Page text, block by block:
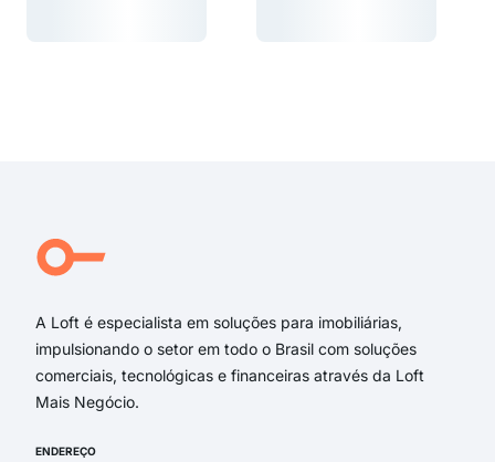
A Loft é especialista em soluções para imobiliárias,
impulsionando o setor em todo o Brasil com soluções
comerciais, tecnológicas e financeiras através da Loft
Mais Negócio.
ENDEREÇO